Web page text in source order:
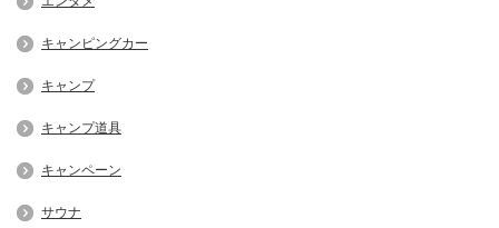
キャンピングカー
キャンプ
キャンプ道具
キャンペーン
サウナ